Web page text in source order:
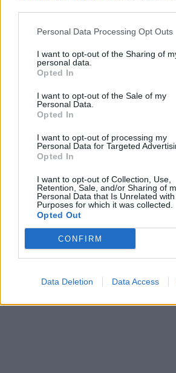
Personal Data Processing Opt Outs
I want to opt-out of the Sharing of
personal data.
Opted In
I want to opt-out of the Sale of my
Personal Data.
Opted In
I want to opt-out of processing my
Personal Data for Targeted
Opted In
I want to opt-out of Collection, Use,
Retention, Sale, and/or Sharing of
Personal Data that Is Unrelated
Purposes for which it was collected.
Opted Out
CONFIRM
Data Deletion Data Access